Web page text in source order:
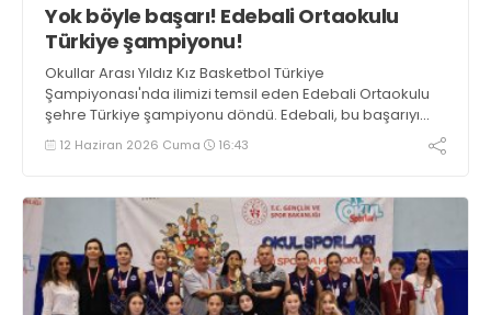
Yok böyle başarı! Edebali Ortaokulu
Türkiye şampiyonu!
Okullar Arası Yıldız Kız Basketbol Türkiye
Şampiyonası'nda ilimizi temsil eden Edebali Ortaokulu
şehre Türkiye şampiyonu döndü. Edebali, bu başarıyı
elde eden Kocaeli’deki ilk okul oldu.
12 Haziran 2026 Cuma 16:43